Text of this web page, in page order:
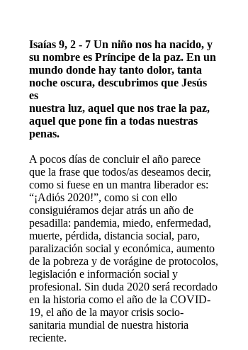
Isaías 9, 2 - 7 Un niño nos ha nacido, y
su nombre es Príncipe de la paz. En un
mundo donde hay tanto dolor, tanta
noche oscura, descubrimos que Jesús
es
nuestra luz, aquel que nos trae la paz,
aquel que pone fin a todas nuestras
penas.
A pocos días de concluir el año parece
que la frase que todos/as deseamos decir,
como si fuese en un mantra liberador es:
“¡Adiós 2020!”, como si con ello
consiguiéramos dejar atrás un año de
pesadilla: pandemia, miedo, enfermedad,
muerte, pérdida, distancia social, paro,
paralización social y económica, aumento
de la pobreza y de vorágine de protocolos,
legislación e información social y
profesional. Sin duda 2020 será recordado
en la historia como el año de la COVID-
19, el año de la mayor crisis socio-
sanitaria mundial de nuestra historia
reciente.